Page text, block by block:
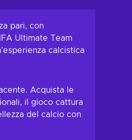
pari, con
Ultimate Team
calcistica
Acquista le
il gioco cattura
del calcio con